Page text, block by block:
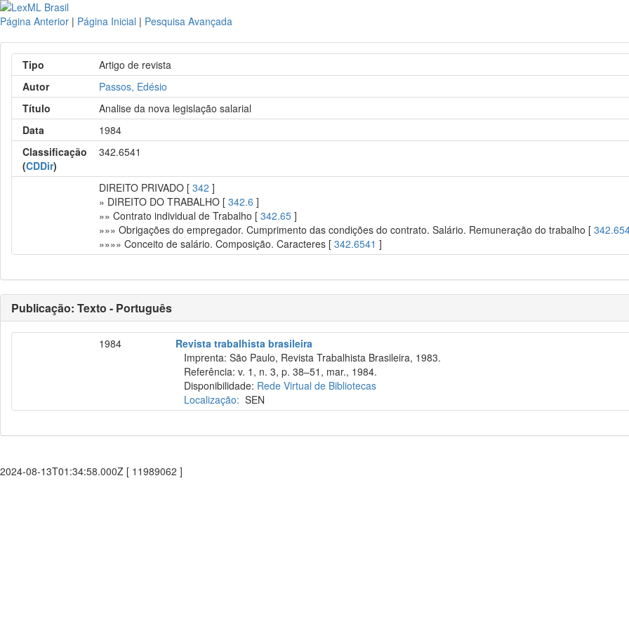
Página Anterior | Página Inicial | Pesquisa Avançada
Tipo
Artigo de revista
Autor
Passos, Edésio
Título
Analise da nova legislação salarial
Data
1984
Classificação
(CDDir)
342.6541
DIREITO PRIVADO [342 ]
» DIREITO DO TRABALHO [342.6 ]
»» Contrato individual de Trabalho [342.65 ]
»»» Obrigações do empregador. Cumprimento das condições do contrato. Salário. Remuneração do trabalho [
»»»» Conceito de salário. Composição. Caracteres [342.6541 ]
Publicação: Texto - Português
1984
Revista trabalhista brasileira
Imprenta: São Paulo, Revista Trabalhista Brasileira, 1983.
Referência: v. 1, n. 3, p. 38–51, mar., 1984.
Disponibilidade: Rede Virtual de Bibliotecas
Localização: SEN
2024-08-13T01:34:58.000Z [ 11989062 ]